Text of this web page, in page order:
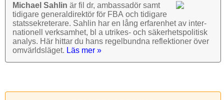
Michael Sahlin är fil dr, ambassadör samt
tidigare general­direktör för FBA och tidigare
stats­sekre­terare. Sahlin har en lång erfarenhet av inter­
nationell verk­samhet, bl a utrikes- och säkerhets­politisk
analys. Här hittar du hans regel­bundna reflek­tioner över
omvärlds­läget. Läs mer »